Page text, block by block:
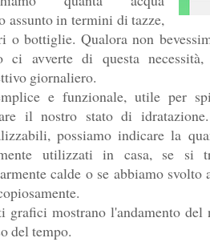
assunto in termini di tazze,
o bottiglie. Qualora non
ci avverte di questa
giornaliero.
e funzionale, utile per
il nostro stato di
possiamo indicare la
utilizzati in casa, se si
calde o se abbiamo
grafici mostrano l'andamento del
del tempo.